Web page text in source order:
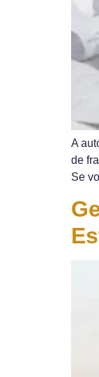
A
de
Se